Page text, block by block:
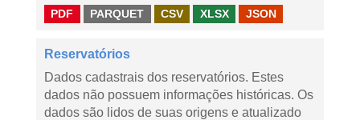
PDF PARQUET CSV XLSX JSON
Reservatórios
Dados cadastrais dos reservatórios. Estes
dados não possuem informações históricas. Os
dados são lidos de suas origens e atualizado